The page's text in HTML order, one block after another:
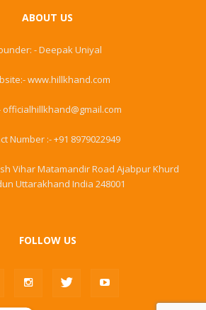
ABOUT US
- Deepak Uniyal
www.hillkhand.com
officialhillkhand@gmail.com
Number :- +91 8979022949
Vihar Matamandir Road Ajabpur Khurd
Uttarakhand India 248001
FOLLOW US